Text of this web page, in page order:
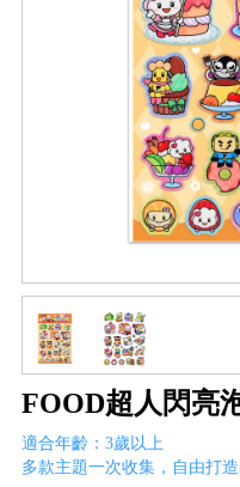
老師您好!!幼教會員
海外購物免煩惱！點
FOOD超人閃亮
適合年齡：3歲以上
多款主題一次收集，自由打